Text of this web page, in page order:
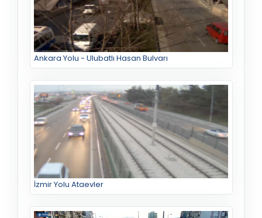
Ankara Yolu - Ulubatlı Hasan Bulvarı
İzmir Yolu Ataevler